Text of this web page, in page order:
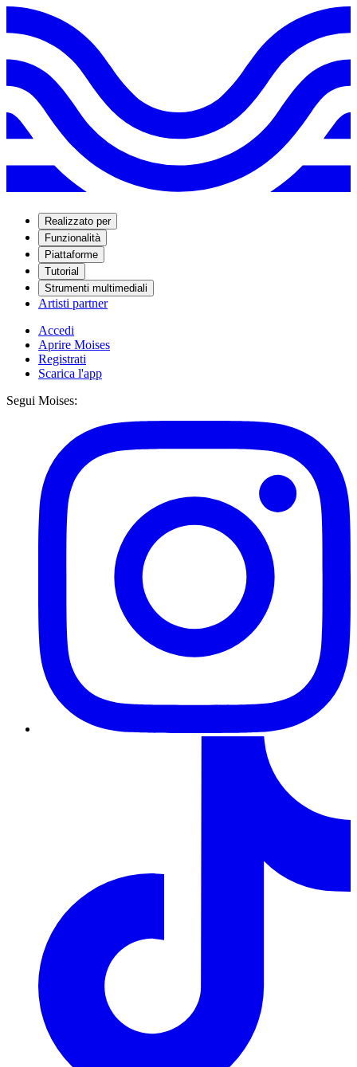
Realizzato per
Funzionalità
Piattaforme
Tutorial
Strumenti multimediali
Artisti partner
Accedi
Aprire Moises
Registrati
Scarica l'app
Segui Moises: